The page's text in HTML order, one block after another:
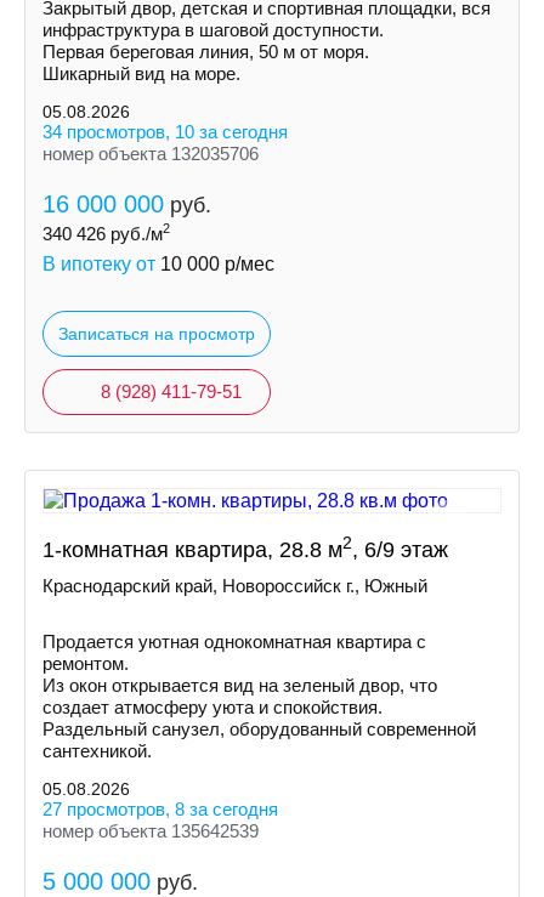
Закрытый двор, детская и спортивная площадки, вся
инфраструктура в шаговой доступности.
Первая береговая линия, 50 м от моря.
Шикарный вид на море.
05.08.2026
34 просмотров, 10 за сегодня
номер объекта 132035706
16 000 000 руб.
340 426 руб./м2
В ипотеку от 10 000 р/мес
Записаться на просмотр
8 (928) 411-79-51
1-комнатная квартира, 28.8 м2, 6/9 этаж
Краснодарский край, Новороссийск г., Южный
Продается уютная однокомнатная квартира с
ремонтом.
Из окон открывается вид на зеленый двор, что
создает атмосферу уюта и спокойствия.
Раздельный санузел, оборудованный современной
сантехникой.
05.08.2026
27 просмотров, 8 за сегодня
номер объекта 135642539
5 000 000 руб.